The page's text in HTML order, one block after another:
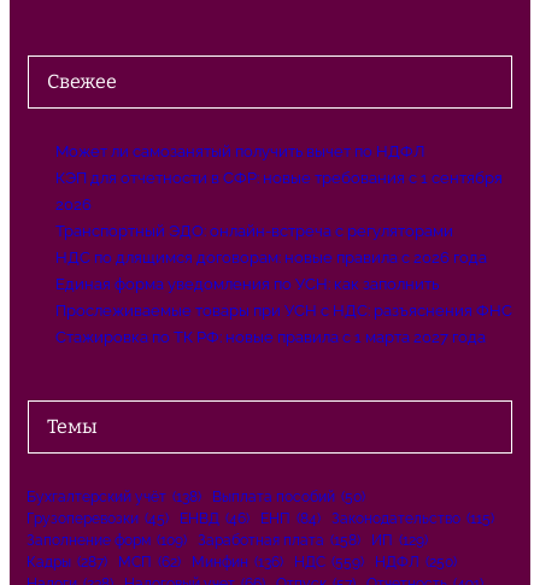
Свежее
Может ли самозанятый получить вычет по НДФЛ
КЭП для отчетности в СФР: новые требования с 1 сентября
2026
Транспортный ЭДО: онлайн-встреча с регуляторами
НДС по длящимся договорам: новые правила с 2026 года
Единая форма уведомления по УСН: как заполнить
Прослеживаемые товары при УСН с НДС: разъяснения ФНС
Стажировка по ТК РФ: новые правила с 1 марта 2027 года
Темы
Бухгалтерский учёт (138) Выплата пособий (50)
Грузоперевозки (45) ЕНВД (46) ЕНП (84) Законодательство (115)
Заполнение форм (109) Заработная плата (158) ИП (129)
Кадры (287) МСП (62) Минфин (136) НДС (559) НДФЛ (250)